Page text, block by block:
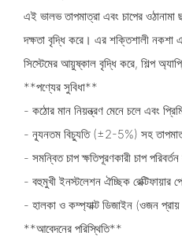
এই ভালভ তাপমাত্রা এবং চাপের ওঠানামা
দক্ষতা বৃদ্ধি করে। এর শক্তিশালী নকশা
সিস্টেমের আয়ুষ্কাল বৃদ্ধি করে, শিল্প
**পণ্যের সুবিধা**
- কঠোর মান নিয়ন্ত্রণ মেনে চলে এবং
- ন্যূনতম বিচ্যুতি (±2-5%) সহ
- সমন্বিত চাপ ক্ষতিপূরণকারী চাপ
- বহুমুখী ইনস্টলেশন ঐচ্ছিক রেক্টিফায়ার
- হালকা ও কম্প্যাক্ট ডিজাইন (ওজন
**আবেদনের পরিস্থিতি**